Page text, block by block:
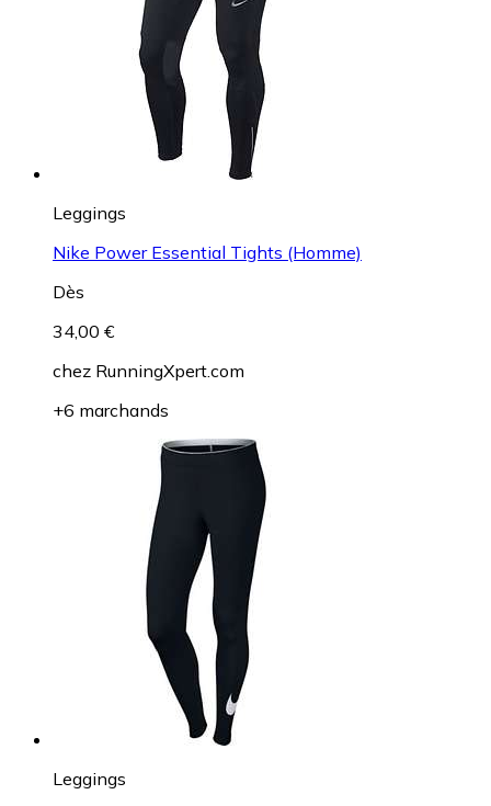
Leggings
Nike Power Essential Tights (Homme)
Dès
34,00 €
chez RunningXpert.com
+6 marchands
Leggings